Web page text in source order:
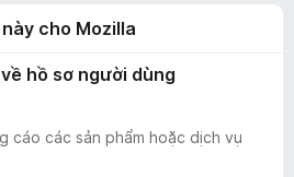
t
h
cho Mozilla
hồ sơ người dùng
cáo các sản phẩm hoặc dịch vụ